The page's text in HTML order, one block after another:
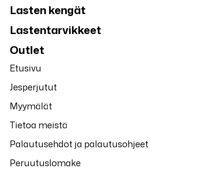
Lasten kengät
Lastentarvikkeet
Outlet
Etusivu
Jesperjutut
Myymälät
Tietoa meistä
Palautusehdot ja palautusohjeet
Peruutuslomake